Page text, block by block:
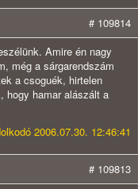
# 109814
Amire én nagy
még a sárgarendszám
a csoguék, hirtelen
hogy hamar alászált a
2006.07.30. 12:46:41
# 109813